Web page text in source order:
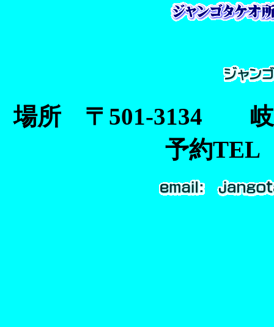
場所 〒501-3134 岐
予約TEL